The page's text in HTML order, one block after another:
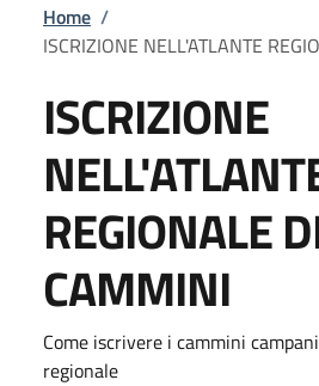
Home /
ISCRIZIONE NELL'ATLANTE
ISCRIZIONE
REGIONALE
CAMMINI
Come iscrivere i cammini
regionale